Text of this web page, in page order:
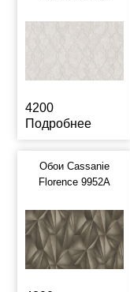
4200
Подробнее
Обои Cassanie
Florence 9952A